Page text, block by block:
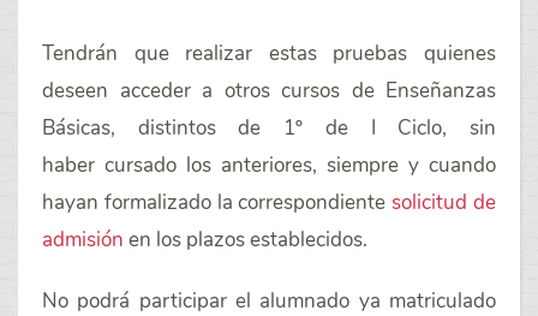
Tendrán que realizar estas pruebas quienes
deseen acceder a otros cursos de Enseñanzas
Básicas, distintos de 1º de I Ciclo, sin
haber cursado los anteriores, siempre y cuando
hayan formalizado la correspondientesolicitud de
admisión en los plazos establecidos.
No podrá participar el alumnado ya matriculado